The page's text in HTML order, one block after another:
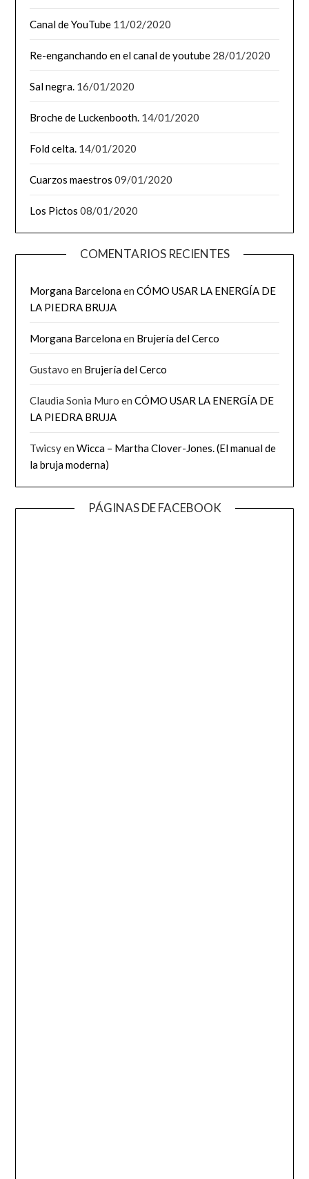
Canal de YouTube 11/02/2020
Re-enganchando en el canal de youtube 28/01/2020
Sal negra. 16/01/2020
Broche de Luckenbooth. 14/01/2020
Fold celta. 14/01/2020
Cuarzos maestros 09/01/2020
Los Pictos 08/01/2020
COMENTARIOS RECIENTES
Morgana BarcelonaenCÓMO USAR LA ENERGÍA DE
LA PIEDRA BRUJA
Morgana Barcelonaen Brujería del Cerco
Gustavo en Brujería del Cerco
Claudia Sonia Muro enCÓMO USAR LA ENERGÍA DE
LA PIEDRA BRUJA
TwicsyenWicca – Martha Clover-Jones. (El manual de
la bruja moderna)
PÁGINAS DE FACEBOOK